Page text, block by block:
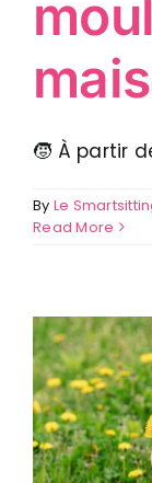
🧒 À partir
By Le
Read More